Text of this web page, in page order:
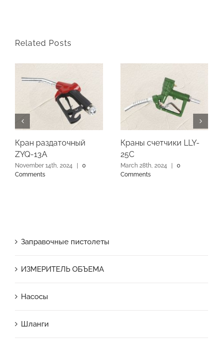
Related Posts
Кран раздаточный
ZYQ-13A
November 14th, 2024
0
Comments
Краны счетчики LLY-
25C
March 28th, 2024
0
Comments
Заправочные пистолеты
ИЗМЕРИТЕЛЬ ОБЪЕМА
Насосы
Шланги